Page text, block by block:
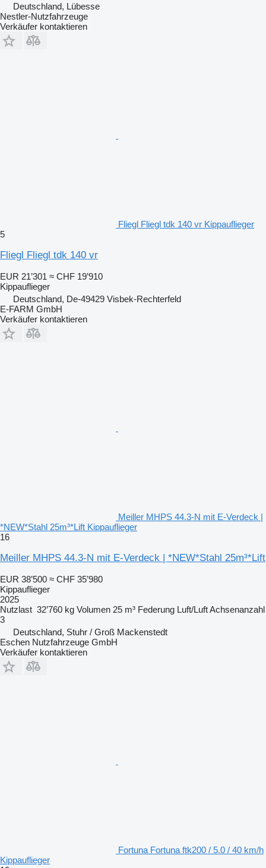
Deutschland, Lübesse
Nestler-Nutzfahrzeuge
Verkäufer kontaktieren
Fliegl Fliegl tdk 140 vr Kippauflieger
5
Fliegl Fliegl tdk 140 vr
EUR 21’301 ≈ CHF 19’910
Kippauflieger
Deutschland, De-49429 Visbek-Rechterfeld
E-FARM GmbH
Verkäufer kontaktieren
Meiller MHPS 44.3-N mit E-Verdeck |
*NEW*Stahl 25m³*Lift Kippauflieger
16
Meiller MHPS 44.3-N mit E-Verdeck | *NEW*Stahl 25m³*Lift
EUR 38’500 ≈ CHF 35’980
Kippauflieger
2025
Nutzlast 32’760 kg Volumen 25 m³ Federung Luft/LuftAchsenanzahl
3
Deutschland, Stuhr / Groß Mackenstedt
Eschen Nutzfahrzeuge GmbH
Verkäufer kontaktieren
Fortuna Fortuna ftk200 / 5.0 / 40 km/h
Kippauflieger